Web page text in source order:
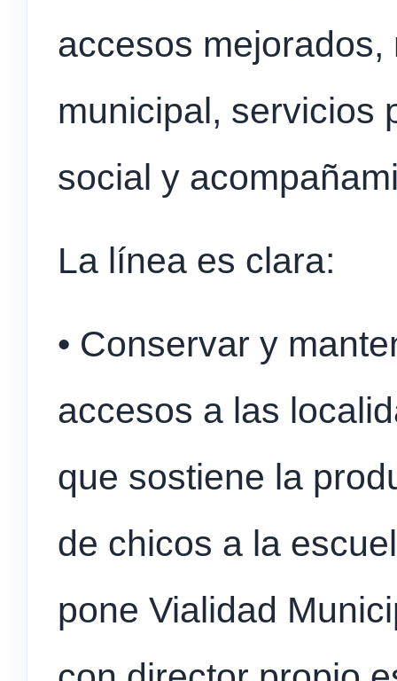
accesos
municipal, servicios
social y
La línea es clara:
• Conservar y
accesos a las
que sostiene la
de chicos a la
pone Vialidad